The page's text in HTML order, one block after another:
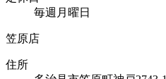
毎週月曜日
笠原店
住所